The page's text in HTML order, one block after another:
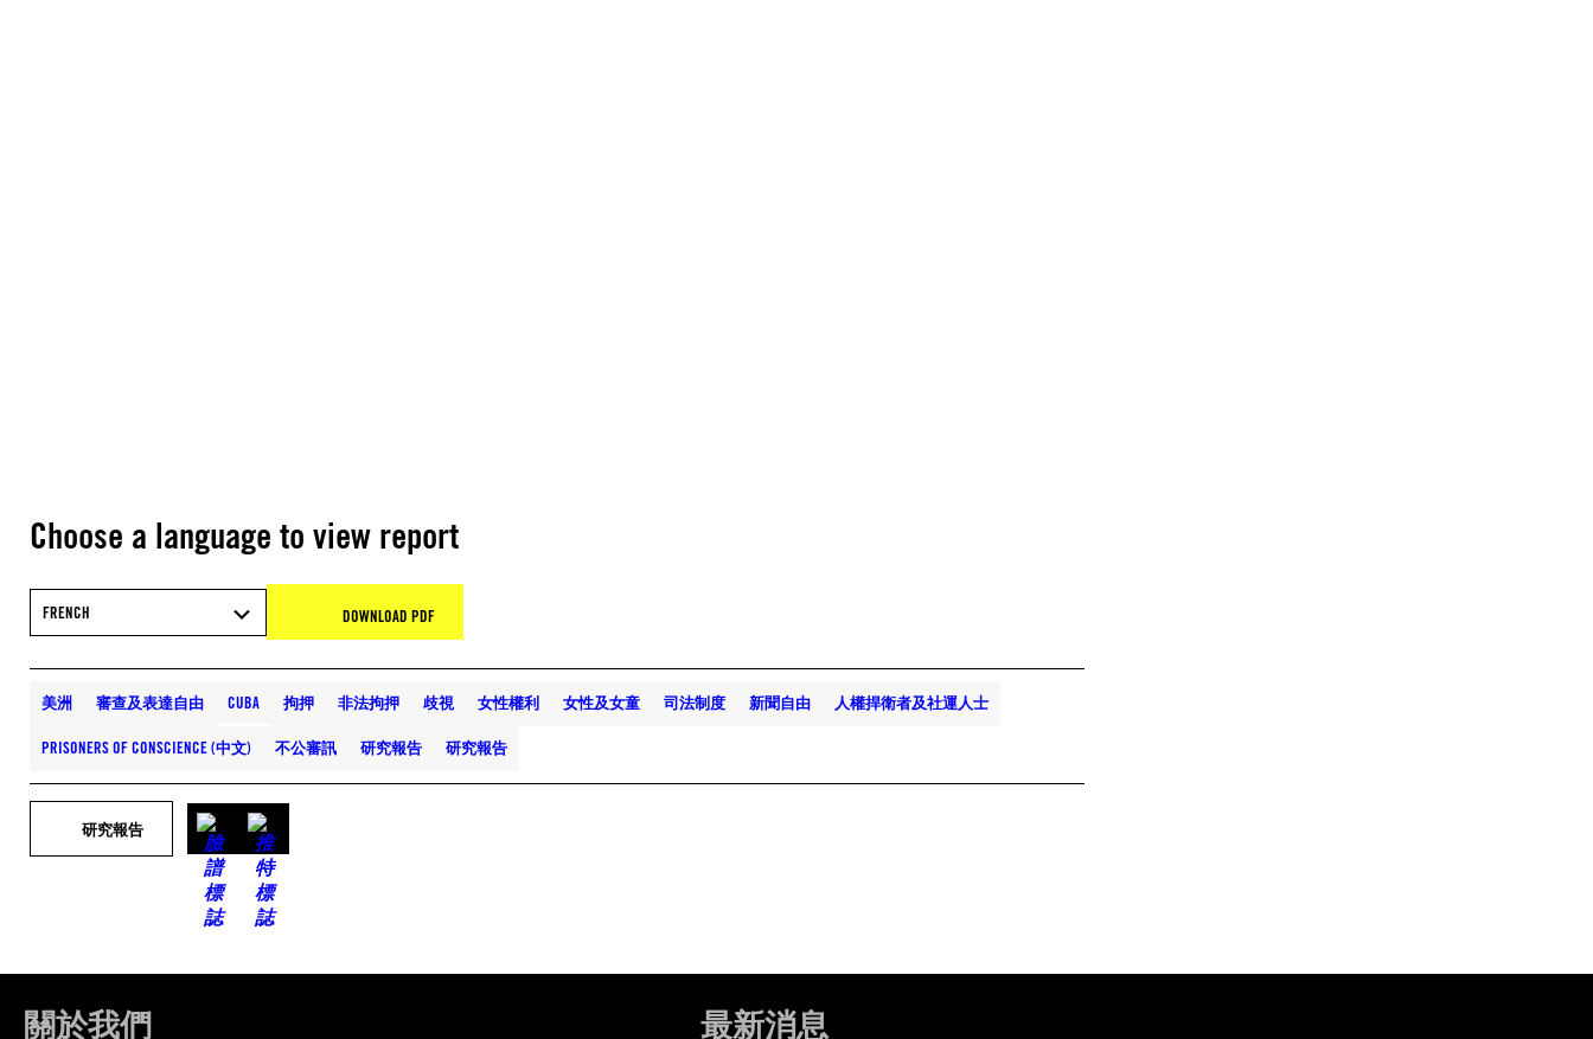
Choose a language to view report
FRENCH DOWNLOAD PDF
美洲 審查及表達自由 CUBA 拘押 非法拘押 歧視 女性權利 女性及女童 司法制度 新聞自由 人權捍衛者及社運人士
PRISONERS OF CONSCIENCE (中文) 不公審訊 研究報告 研究報告
研究報告
關於我們 最新消息